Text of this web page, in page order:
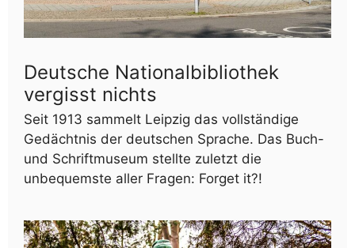
Deutsche Nationalbibliothek
vergisst nichts
Seit 1913 sammelt Leipzig das vollständige
Gedächtnis der deutschen Sprache. Das Buch-
und Schriftmuseum stellte zuletzt die
unbequemste aller Fragen: Forget it?!